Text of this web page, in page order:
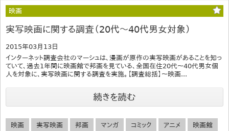
映画
実写映画に関する調査（20代～40代男女対象）
2015年03月13日
インターネット調査会社のマーシュは、漫画が原作の実写映画があることを知っ
ていて、過去1年間に映画館で邦画を見ている、全国在住20代～40代男女個
人を対象に、実写映画に関する調査を実施。【調査総括】～映画...
続きを読む
映画 実写映画 邦画 マンガ コミック アニメ 映画館